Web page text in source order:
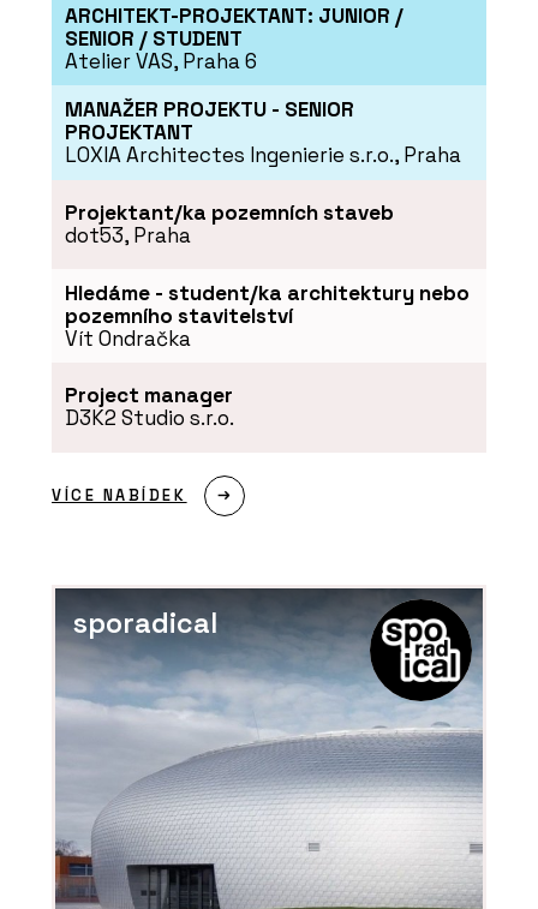
ČLÁNKY
ČLÁNKY
Nic neodflákneme, to se v
nábytku v Libčicích nad
Vltavou
SLUŽBY
Výroba na zakázku -
DEVOTO
ARCHITEKT-PROJEKTANT: JUNIOR /
SENIOR / STUDENT
Atelier VAS, Praha 6
MANAŽER PROJEKTU - SENIOR
PROJEKTANT
LOXIA Architectes Ingenierie s.r.o., Praha
Projektant/ka pozemních staveb
dot53, Praha
Hledáme - student/ka architektury nebo
pozemního stavitelství
Vít Ondračka
Project manager
D3K2 Studio s.r.o.
VÍCE NABÍDEK
sporadical